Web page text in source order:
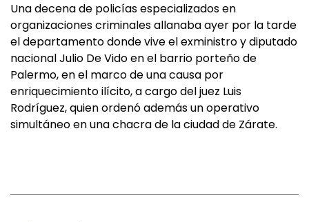
Una decena de policías especializados en
organizaciones criminales allanaba ayer por la tarde
el departamento donde vive el exministro y diputado
nacional Julio De Vido en el barrio porteño de
Palermo, en el marco de una causa por
enriquecimiento ilícito, a cargo del juez Luis
Rodríguez, quien ordenó además un operativo
simultáneo en una chacra de la ciudad de Zárate.